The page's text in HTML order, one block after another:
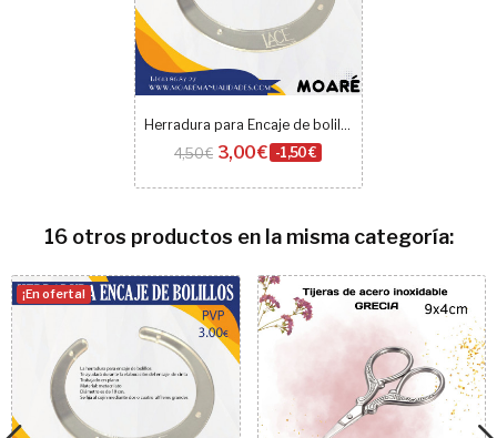
Herradura para Encaje de bolillos
4,50 € 3,00 € -1,50 €
16 otros productos en la misma categoría:
¡En oferta!